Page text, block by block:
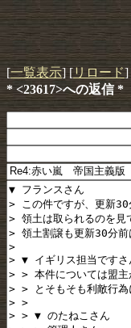
[一覧表示] [リロード]
* <23617>への返信 *